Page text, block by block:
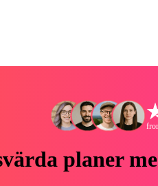
planer